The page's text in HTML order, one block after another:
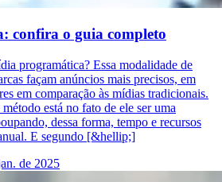
confira o guia completo
programática? Essa modalidade de
façam anúncios mais precisos, em
em comparação às mídias tradicionais.
está no fato de ele ser uma
dessa forma, tempo e recursos
E segundo [&hellip;]
de 2025